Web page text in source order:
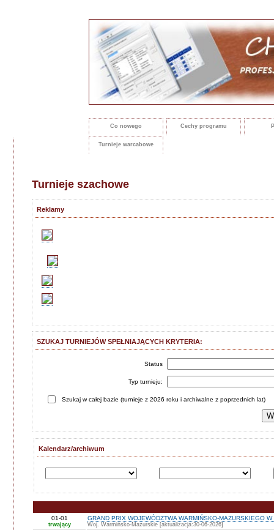
Co nowego Cechy programu
Turnieje warcabowe
Turnieje szachowe
Reklamy
SZUKAJ TURNIEJÓW SPEŁNIAJĄCYCH KRYTERIA:
Status
Typ turnieju:
Szukaj w całej bazie (turnieje z 2026 roku i archiwalne z poprzednich lat)
Kalendarz/archiwum
01-01
trwający
GRAND PRIX WOJEWÓDZTWA WARMIŃSKO-MAZURSKIEGO
Woj. Warmińsko-Mazurskie [aktualizacja:30-06-2026]